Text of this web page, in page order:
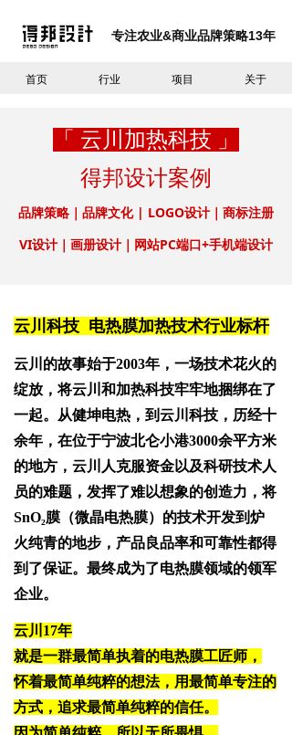
首页 行业 项目 关于
专注农业&商业品牌策略13年
「 云川加热科技 」
得邦设计案例
品牌策略｜品牌文化 | LOGO设计｜商标注册
VI设计｜画册设计｜网站PC端口+手机端设计
云川科技 电热膜加热技术行业标杆
云川的故事始于2003年，一场技术花火的
绽放，将云川和加热科技牢牢地捆绑在了
一起。从健坤电热，到云川科技，历经十
余年，在位于宁波北仑小港3000余平方米
的地方，云川人克服资金以及科研技术人
员的难题，发挥了难以想象的创造力，将
SnO₂膜（微晶电热膜）的技术开发到炉
火纯青的地步，产品良品率和可靠性都得
到了保证。最终成为了电热膜领域的领军
企业。
云川17年
就是一群最简单执着的电热膜工匠师，
怀着最简单纯粹的想法，用最简单专注的
方式，追求最简单纯粹的信任。